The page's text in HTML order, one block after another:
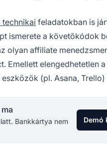
technikai feladatokban is
ismerete a követőkódok
olyan affiliate
Emellett elengedhetetlen
(pl. Asana, Trello)
Bankkártya nem
Demó